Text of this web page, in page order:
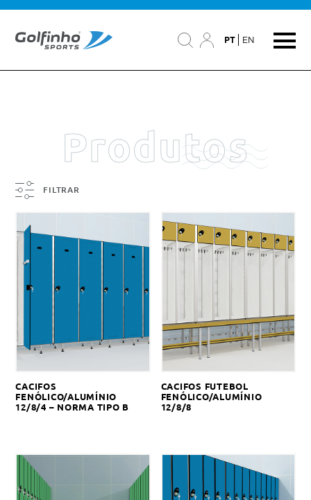
PT EN
Produtos
FILTRAR
CACIFOS
FENÓLICO/ALUMÍNIO
12/8/4 – NORMA TIPO B
CACIFOS FUTEBOL
FENÓLICO/ALUMÍNIO
12/8/8